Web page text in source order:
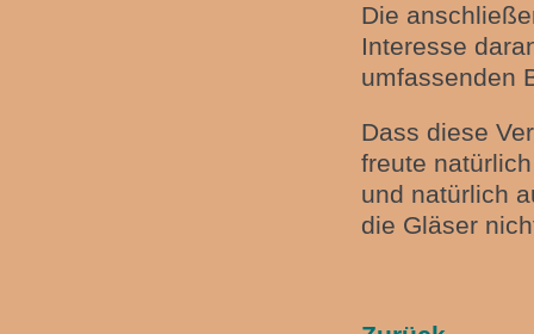
Die
Interesse
umfassenden
Dass diese
freute
und natürlich
die Gläser